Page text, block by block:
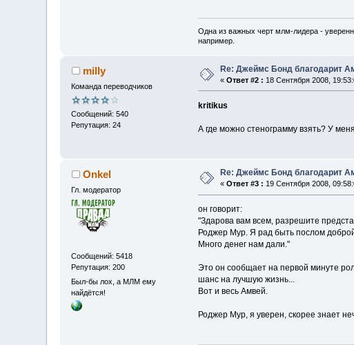
Одна из важных черт млм-лидера -
например.
milly
Команда переводчиков
Сообщений: 540
Репутация: 24
Re: Джеймс Бонд благодарит
«Ответ #2 : 18 Сентября 2008,
kritikus
А где можно стенограмму взять? У
Onkel
Гл. модератор
Сообщений: 5418
Репутация: 200
Был-бы лох, а МЛМ ему
найдётся!
Re: Джеймс Бонд благодарит
«Ответ #3 : 19 Сентября 2008,
он говорит:
"Здарова вам всем, разрешите
Роджер Мур. Я рад быть послом
Много денег нам дали."
Это он сообщает на первой минуте
шанс на лучшую жизнь...
Вот и весь Амвей.
Роджер Мур, я уверен, скорее знает